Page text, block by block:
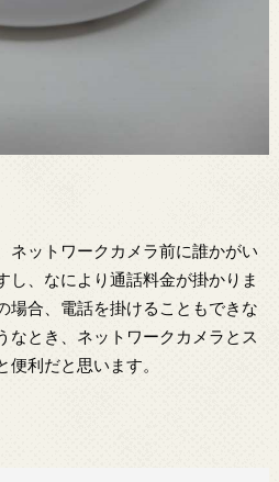
ネットワークカメラ前に誰かがい
し、なにより通話料金が掛かりま
場合、電話を掛けることもできな
なとき、ネットワークカメラとス
利だと思います。